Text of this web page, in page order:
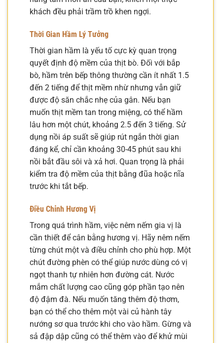
khách đều phải trầm trồ khen ngợi.
Thời Gian Hầm Lý Tưởng
Thời gian hầm là yếu tố cực kỳ quan trọng
quyết định độ mềm của thịt bò. Đối với bắp
bò, hầm trên bếp thông thường cần ít nhất 1.5
đến 2 tiếng để thịt mềm nhừ nhưng vẫn giữ
được độ săn chắc nhẹ của gân. Nếu bạn
muốn thịt mềm tan trong miệng, có thể hầm
lâu hơn một chút, khoảng 2.5 đến 3 tiếng. Sử
dụng nồi áp suất sẽ giúp rút ngắn thời gian
đáng kể, chỉ cần khoảng 30-45 phút sau khi
nồi bắt đầu sôi và xả hơi. Quan trọng là phải
kiểm tra độ mềm của thịt bằng đũa hoặc nĩa
trước khi tắt bếp.
Điều Chỉnh Hương Vị
Trong quá trình hầm, việc nêm nếm gia vị là
cần thiết để cân bằng hương vị. Hãy nêm nếm
từng chút một và điều chỉnh cho phù hợp. Một
chút đường phèn có thể giúp nước dùng có vị
ngọt thanh tự nhiên hơn đường cát. Nước
mắm chất lượng cao cũng góp phần tạo nên
độ đậm đà. Nếu muốn tăng thêm độ thơm,
bạn có thể cho thêm một vài củ hành tây
nướng sơ qua trước khi cho vào hầm. Gừng và
sả đập dập cũng có thể thêm vào để khử mùi